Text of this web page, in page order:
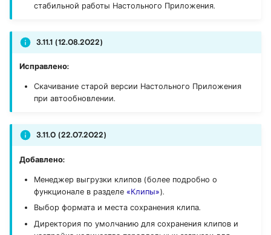
стабильной работы Настольного Приложения.
3.11.1 (12.08.2022)
Исправлено:
Скачивание старой версии Настольного Приложения
при автообновлении.
3.11.0 (22.07.2022)
Добавлено:
Менеджер выгрузки клипов (более подробно о
функционале в разделе «Клипы»).
Выбор формата и места сохранения клипа.
Директория по умолчанию для сохранения клипов и